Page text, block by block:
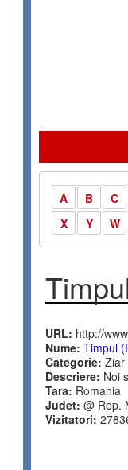
A B C
X
Y W
URL: http://
Nume: Timpul
Categorie: Ziar
Descriere: Noi
Tara: Romania
Judet: @ Rep.
Vizitatori: